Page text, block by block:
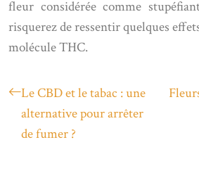
fleur considérée comme
risquerez de ressentir quelques
molécule THC.
Le CBD et le tabac : une
alternative pour arrêter
de fumer ?